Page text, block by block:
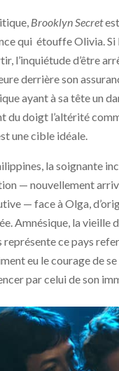
Brooklyn Secret
qui étouffe Olivia.
l’inquiétude d’être
derrière son
ayant à sa tête un
du doigt l’altérité
une cible idéale.
la soignante
— nouvellement
— face à Olga,
Amnésique, la vieille
représente ce pays
eu le courage de
par celui de son